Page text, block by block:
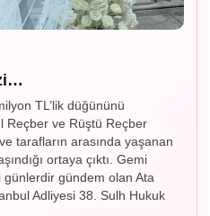
TL’lik düğününü
Reçber ve Rüştü Reçber
tarafların arasında yaşanan
ortaya çıktı. Gemi
günlerdir gündem olan Ata
Adliyesi 38. Sulh Hukuk